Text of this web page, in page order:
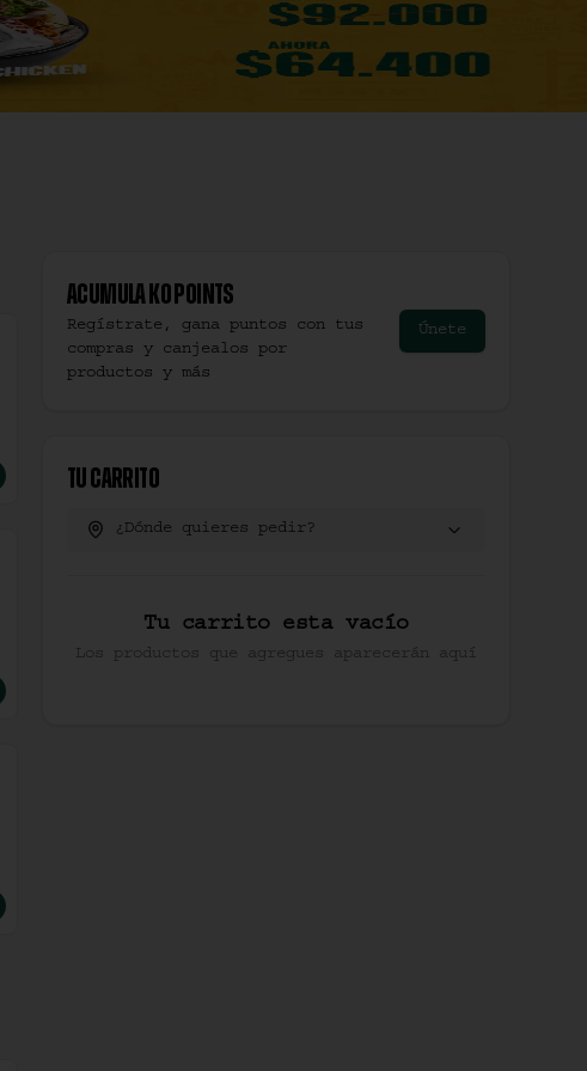
Acumula Ko Points
Regístrate, gana puntos con tus
compras y canjealos por
productos y más
Únete
Tu Carrito
¿Dónde quieres pedir?
Tu carrito esta vacío
Los productos que agregues aparecerán aquí